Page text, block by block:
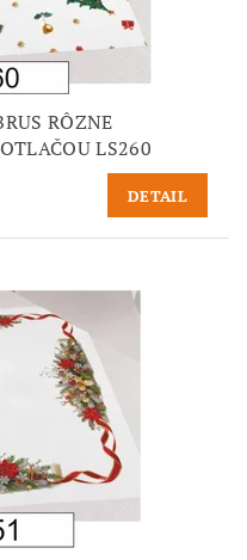
RÔZNE
LS260
DETAIL